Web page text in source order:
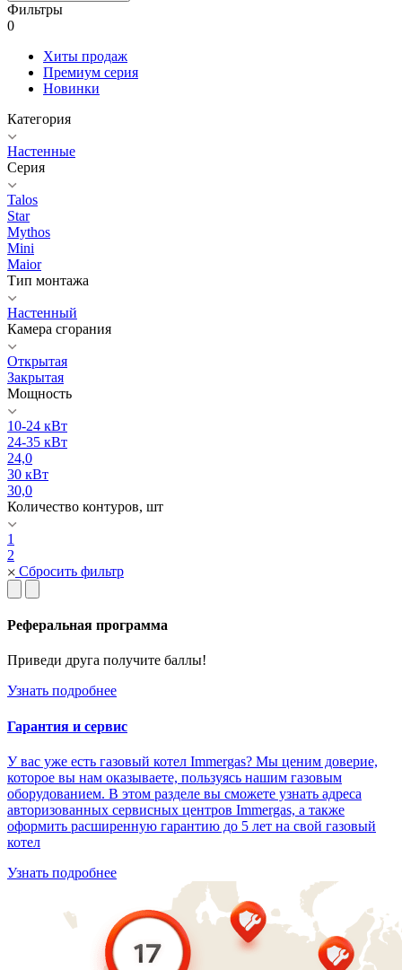
Фильтры
0
Хиты продаж
Премиум серия
Новинки
Категория
Настенные
Серия
Talos
Star
Mythos
Mini
Maior
Тип монтажа
Настенный
Камера сгорания
Открытая
Закрытая
Мощность
10-24 кВт
24-35 кВт
24,0
30 кВт
30,0
Количество контуров, шт
1
2
Сбросить фильтр
Реферальная программа
Приведи друга получите баллы!
Узнать подробнее
Гарантия и сервис
У вас уже есть газовый котел Immergas? Мы ценим доверие,
которое вы нам оказываете, пользуясь нашим газовым
оборудованием. В этом разделе вы сможете узнать адреса
авторизованных сервисных центров Immergas, а также
оформить расширенную гарантию до 5 лет на свой газовый
котел
Узнать подробнее